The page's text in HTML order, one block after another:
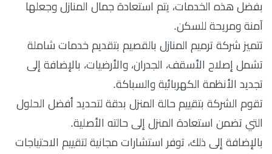
بفضل هذه الخدمات، يتم استعادة جمال المنازل وجعلها
آمنة ومريحة للسكن.
تتميز شركة ترميم المنازل بالقصيم بتقديم خدمات شاملة
تشمل إصلاح الأسقف، الجدران، والأرضيات، بالإضافة إلى
تجديد الأنظمة الكهربائية والسباكة.
تقوم الشركة بتقييم حالة المنزل بدقة لتحديد أفضل الحلول
التي تضمن استعادة المنزل إلى حالته الأصلية.
بالإضافة إلى ذلك، توفر استشارات مجانية لتقييم الاحتياجات